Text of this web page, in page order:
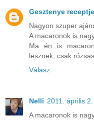
Gesztenye
Nagyon szuper
A macaronok is
Ma én is
lesznek, csak
Válasz
Nelli 2011. április
A macaronok is